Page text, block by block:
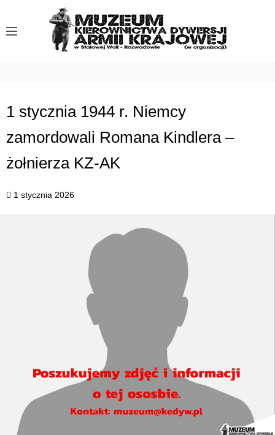
1 stycznia 1944 r. Niemcy
zamordowali Romana Kindlera –
żołnierza KZ-AK
1 stycznia 2026